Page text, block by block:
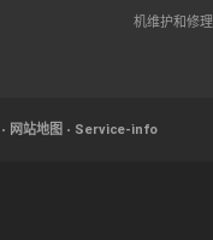
机维护和修理
网站地图 Service-info